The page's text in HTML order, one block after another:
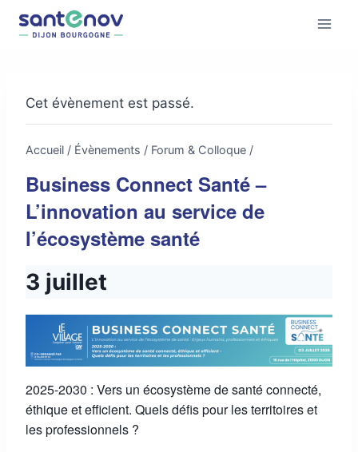
Cet évènement est passé.
Accueil / Évènements / Forum & Colloque /
Business Connect Santé –
L’innovation au service de
l’écosystème santé
3 juillet
2025-2030 : Vers un écosystème de santé connecté,
éthique et efficient. Quels défis pour les territoires et
les professionnels ?